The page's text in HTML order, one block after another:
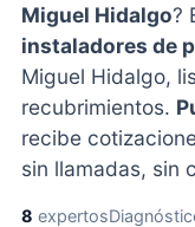
Miguel Hidalgo?
instaladores de
Miguel Hidalgo,
recubrimientos.
recibe
sin llamadas, sin
8 expertos